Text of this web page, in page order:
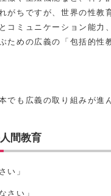
がちですが、世界の性教
コミュニケーション能力
ための広義の「包括的性
でも広義の取り組みが進
間教育
い」
さい」